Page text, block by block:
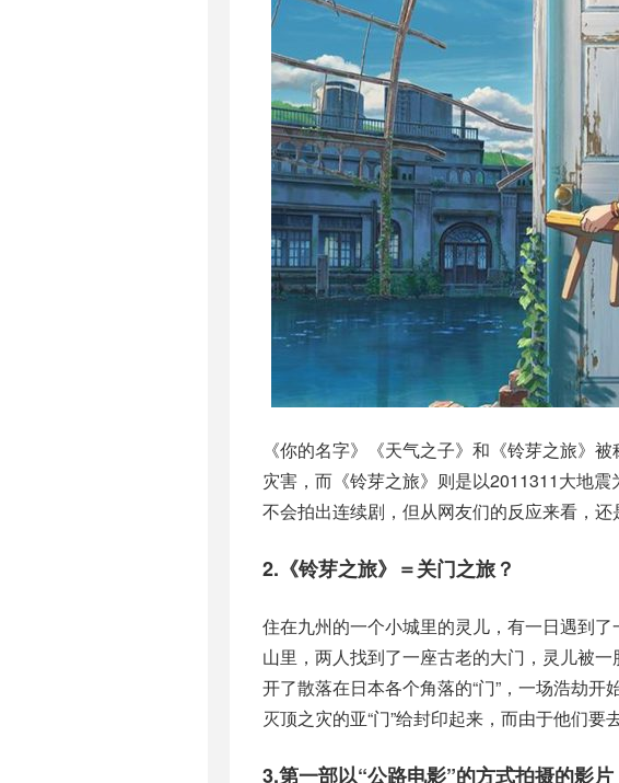
《你的名字》《天气之子》和《铃芽之旅》
灾害，而《铃芽之旅》则是以2011311大地
不会拍出连续剧，但从网友们的反应来看，还
2.《铃芽之旅》＝关门之旅？
住在九州的一个小城里的灵儿，有一日遇到
山里，两人找到了一座古老的大门，灵儿被
开了散落在日本各个角落的“门”，一场浩劫
灭顶之灾的亚“门”给封印起来，而由于他们要
3.第一部以“公路电影”的方式拍摄的影片